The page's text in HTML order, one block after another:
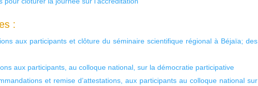
:
aux participants et clôture du séminaire scientifique régional à Béjaïa; des
aux participants, au colloque national, sur la démocratie participative
et remise d’attestations, aux participants au colloque national sur